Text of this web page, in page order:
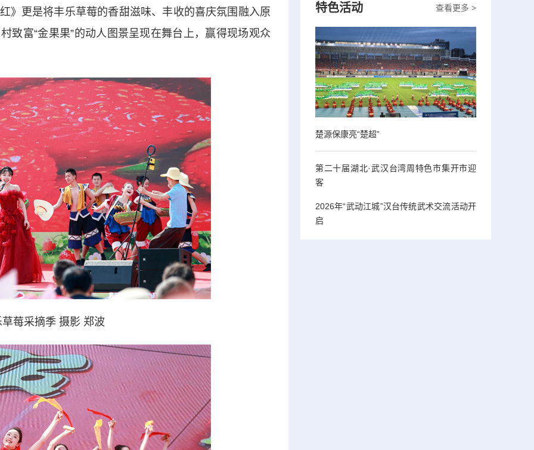
》更是将丰乐草莓的香甜滋味、丰收的喜庆氛围融入原
致富“金果果”的动人图景呈现在舞台上，赢得现场观众
莓采摘季 摄影 郑波
查看更多 >
特色活动
楚源保康亮“楚超”
第二十届湖北·武汉台湾周特色市集开市迎
客
2026年“武动江城”汉台传统武术交流活动开
启